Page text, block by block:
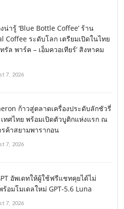
น่ารู้ ‘Blue Bottle Coffee’ ร้าน
Coffee ระดับโลก เตรียมเปิดในไทย
รัล พาร์ค – เอ็มควอเทียร์’ สิงหาคม
7, 2026
ก้าวสู่ตลาดเครื่องประดับลักชัวรี่
ทศไทย พร้อมเปิดตัวบูติกแห่งแรก ณ
ค้าสยามพารากอน
7, 2026
อัพเดทให้ผู้ใช้ฟรีแชทคุยได้ไม่
ร้อมโมเดลใหม่ GPT-5.6 Luna
7, 2026